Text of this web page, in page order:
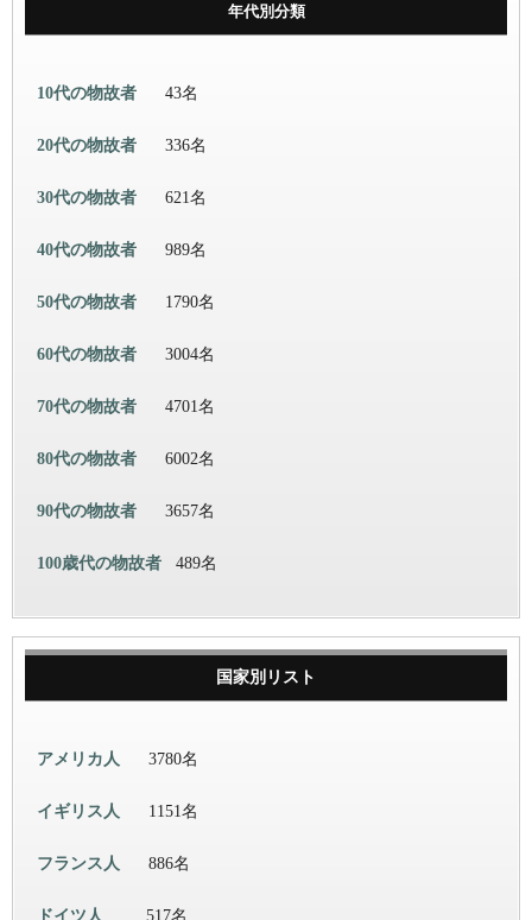
年代別分類
10代の物故者 43名
20代の物故者 336名
30代の物故者 621名
40代の物故者 989名
50代の物故者 1790名
60代の物故者 3004名
70代の物故者 4701名
80代の物故者 6002名
90代の物故者 3657名
100歳代の物故者 489名
国家別リスト
アメリカ人 3780名
イギリス人 1151名
フランス人 886名
ドイツ人 517名